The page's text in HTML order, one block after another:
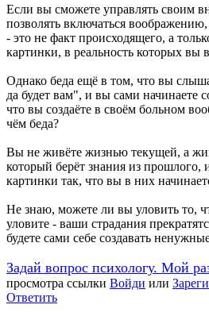
Если вы сможете управлять своим
позволять включаться
- это не факт происходящего, а
картинки, в реальность которых вы
Однако беда ещё в том, что вы
да будет вам", и вы сами начинаете
что вы создаёте в своём больном
чём беда?
Вы не живёте жизнью текущей, а
который берёт знания из прошлого,
картинки так, что вы в них
Не знаю, можете ли вы уловить то,
уловите - ваши страдания
будете сами себе создавать
Задай вопрос психологу. Мой
просмотра ссылки Войди или
Ответить